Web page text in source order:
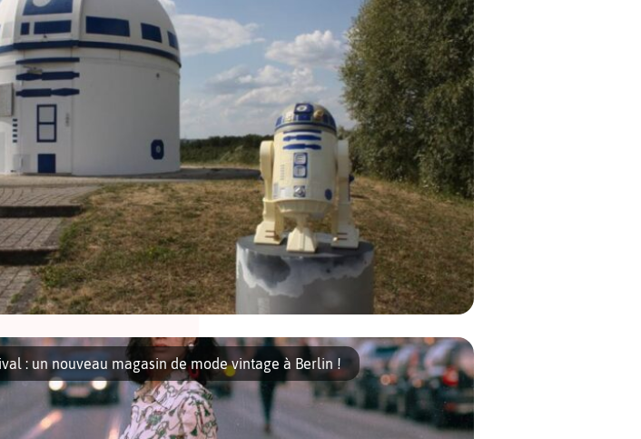
Wars, un allemand a transformé l’observatoire de la Natural Science Association
R2-D2 géant. Reconnu dans le monde entier pour ses conférences sur Star Trek,
: un nouveau magasin de mode vintage à Berlin !